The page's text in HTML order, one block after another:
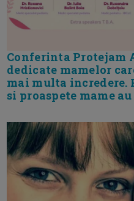
Conferinta Protejam
dedicate mamelor
mai multa incredere.
si proaspete mame